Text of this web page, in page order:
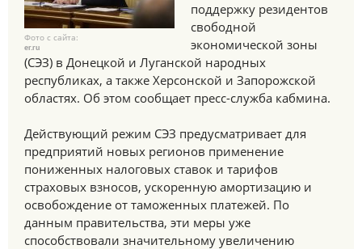
Фото с сайта:
er.ru
поддержку резидентов
свободной
экономической зоны
(СЭЗ) в Донецкой и Луганской народных
республиках, а также Херсонской и Запорожской
областях. Об этом сообщает пресс-служба кабмина.
Действующий режим СЭЗ предусматривает для
предприятий новых регионов применение
пониженных налоговых ставок и тарифов
страховых взносов, ускоренную амортизацию и
освобождение от таможенных платежей. По
данным правительства, эти меры уже
способствовали значительному увеличению